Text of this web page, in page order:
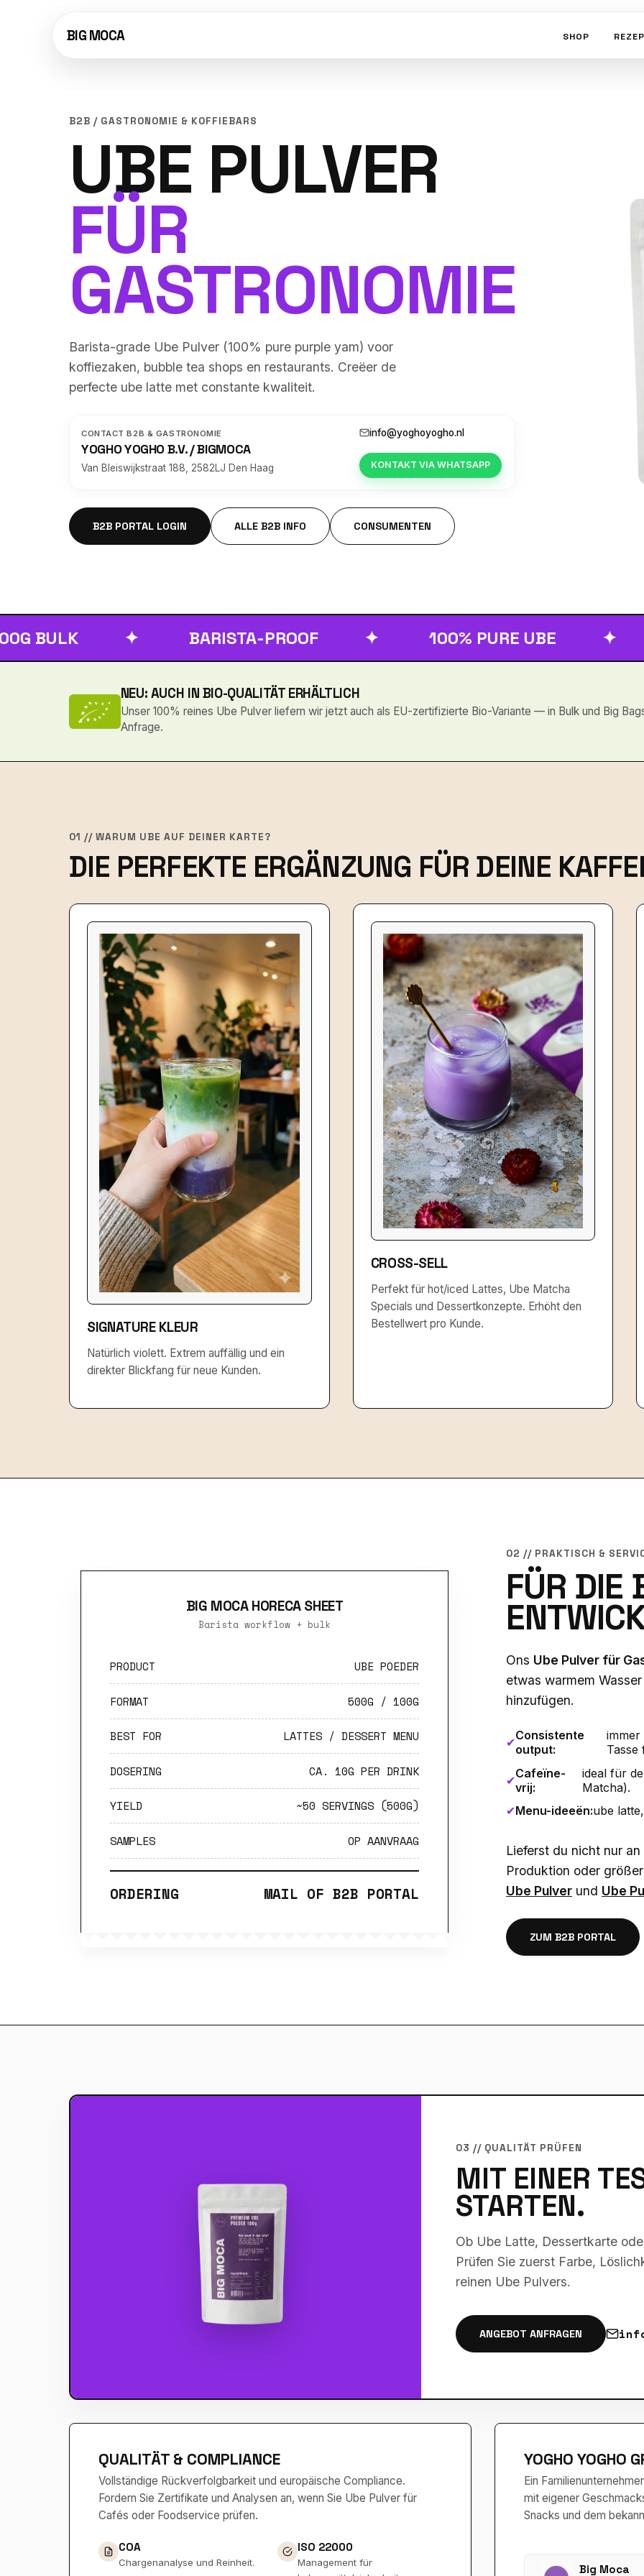
BIG MOCA SHOP
B2B / GASTRONOMIE & KOFFIEBARS
UBE PULVER
FÜR
GASTRONOMIE
Barista-grade Ube Pulver (100% pure purple yam) voor
koffiezaken, bubble tea shops en restaurants. Creëer de
perfecte ube latte met constante kwaliteit.
CONTACT B2B & GASTRONOMIE
YOGHO YOGHO B.V. / BIGMOCA
Van Bleiswijkstraat 188, 2582LJ Den Haag
info@yoghoyogho.nl
KONTAKT VIA WHATSAPP
B2B PORTAL LOGIN ALLE B2B INFO CONSUMENTEN
✦ BARISTA-PROOF ✦ 100% PURE UBE ✦
NEU: AUCH IN BIO-QUALITÄT ERHÄLTLICH
Unser 100% reines Ube Pulver liefern wir jetzt auch als EU-zertifizierte Bio-Variante — in Bulk und Big
Anfrage.
01 // WARUM UBE AUF DEINER KARTE?
DIE PERFEKTE ERGÄNZUNG FÜR DEINE
SIGNATURE KLEUR
Natürlich violett. Extrem auffällig und ein
direkter Blickfang für neue Kunden.
CROSS-SELL
Perfekt für hot/iced Lattes, Ube Matcha
Specials und Dessertkonzepte. Erhöht den
Bestellwert pro Kunde.
02 // PRAKTISCH &
FÜR DIE
Ons Ube Pulver für
etwas warmem
hinzufügen.
✔Consistente
output:
immer
Tasse
✔Cafeïne-
vrij:
ideal für
Matcha).
✔Menu-ideeën:ube
Lieferst du nicht nur
Produktion oder
Ube Pulver und Ube
ZUM B2B PORTAL
BIG MOCA HORECA SHEET
Barista workflow + bulk
PRODUCT UBE POEDER
FORMAT 500G / 100G
BEST FOR LATTES / DESSERT MENU
DOSERING CA. 10G PER DRINK
YIELD ~50 SERVINGS (500G)
SAMPLES OP AANVRAAG
ORDERING MAIL OF B2B PORTAL
03 // QUALITÄT PRÜFEN
MIT EINER
STARTEN.
Ob Ube Latte, Dessertkarte
Prüfen Sie zuerst Farbe,
reinen Ube Pulvers.
ANGEBOT ANFRAGEN
QUALITÄT & COMPLIANCE
Vollständige Rückverfolgbarkeit und europäische Compliance.
Fordern Sie Zertifikate und Analysen an, wenn Sie Ube Pulver für
Cafés oder Foodservice prüfen.
COA
Chargenanalyse und Reinheit.
ISO 22000
Management für
YOGHO YOGHO
Ein
mit eigener
Snacks und dem
Big Moca